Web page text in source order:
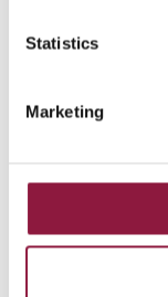
Statistics
Marketing